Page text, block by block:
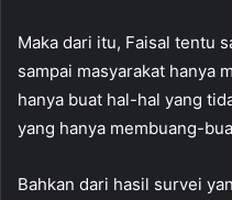
Maka dari itu, Faisal tentu
sampai masyarakat hanya
hanya buat hal-hal yang
yang hanya membuang-
Bahkan dari hasil survei